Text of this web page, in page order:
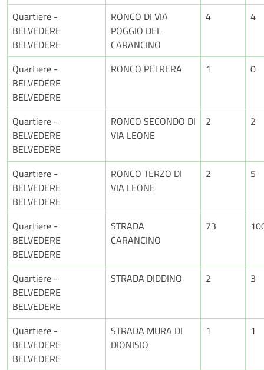
Quartiere -
BELVEDERE
BELVEDERE
RONCO DI VIA
POGGIO DEL
CARANCINO
4 4
Quartiere -
BELVEDERE
BELVEDERE
RONCO PETRERA 1 0
Quartiere -
BELVEDERE
BELVEDERE
RONCO SECONDO DI
VIA LEONE
2 2
Quartiere -
BELVEDERE
BELVEDERE
RONCO TERZO DI
VIA LEONE
2 5
Quartiere -
BELVEDERE
BELVEDERE
STRADA
CARANCINO
73
Quartiere -
BELVEDERE
BELVEDERE
STRADA DIDDINO 2 3
Quartiere -
BELVEDERE
BELVEDERE
STRADA MURA DI
DIONISIO
1 1